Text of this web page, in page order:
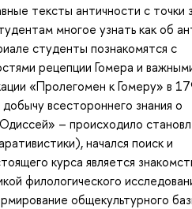
тексты античности с точки
многое узнать как об
студенты познакомятся с
рецепции Гомера и
«Пролегомен к Гомеру» в
всестороннего знания о
– происходило
начался поиск и
курса является
филологического
общекультурного